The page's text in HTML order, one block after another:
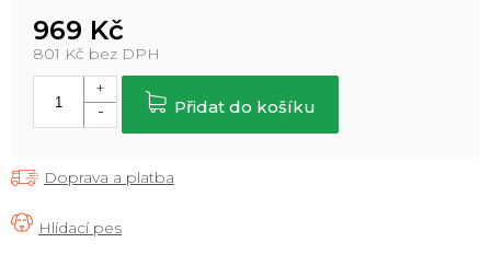
969 Kč
801 Kč bez DPH
cena:
Přidat do košíku
Doprava a platba